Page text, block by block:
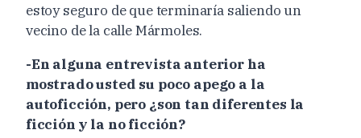
estoy seguro de que terminaría saliendo un
vecino de la calle Mármoles.
-En alguna entrevista anterior ha
mostrado usted su poco apego a la
autoficción, pero ¿son tan diferentes la
ficción y la no ficción?